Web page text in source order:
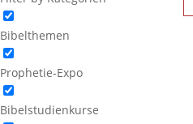
Bibelthemen
Prophetie-Expo
Bibelstudienkurse